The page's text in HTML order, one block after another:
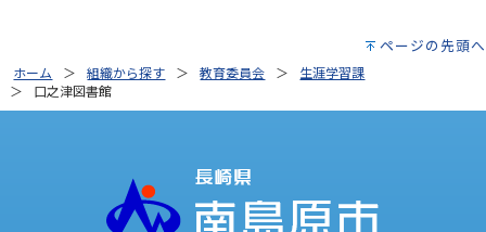
ページの先頭へ
ホーム 組織から探す 教育委員会
生涯学習課
口之津図書館